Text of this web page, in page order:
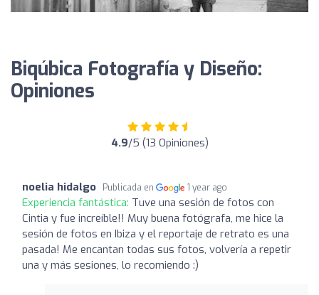
Biqúbica Fotografía y Diseño:
Opiniones
4.9/5 (13 Opiniones)
noelia hidalgo Publicada en 1 year ago
Experiencia fantástica: Tuve una sesión de fotos con
Cintia y fue increíble!! Muy buena fotógrafa, me hice la
sesión de fotos en Ibiza y el reportaje de retrato es una
pasada! Me encantan todas sus fotos, volvería a repetir
una y más sesiones, lo recomiendo :)